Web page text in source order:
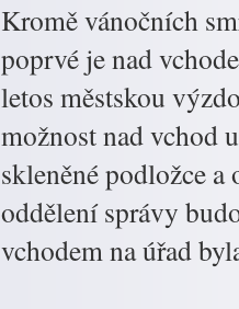
Kromě vánočních
poprvé je nad
letos městskou
možnost nad vchod
skleněné podložce
oddělení správy
vchodem na úřad